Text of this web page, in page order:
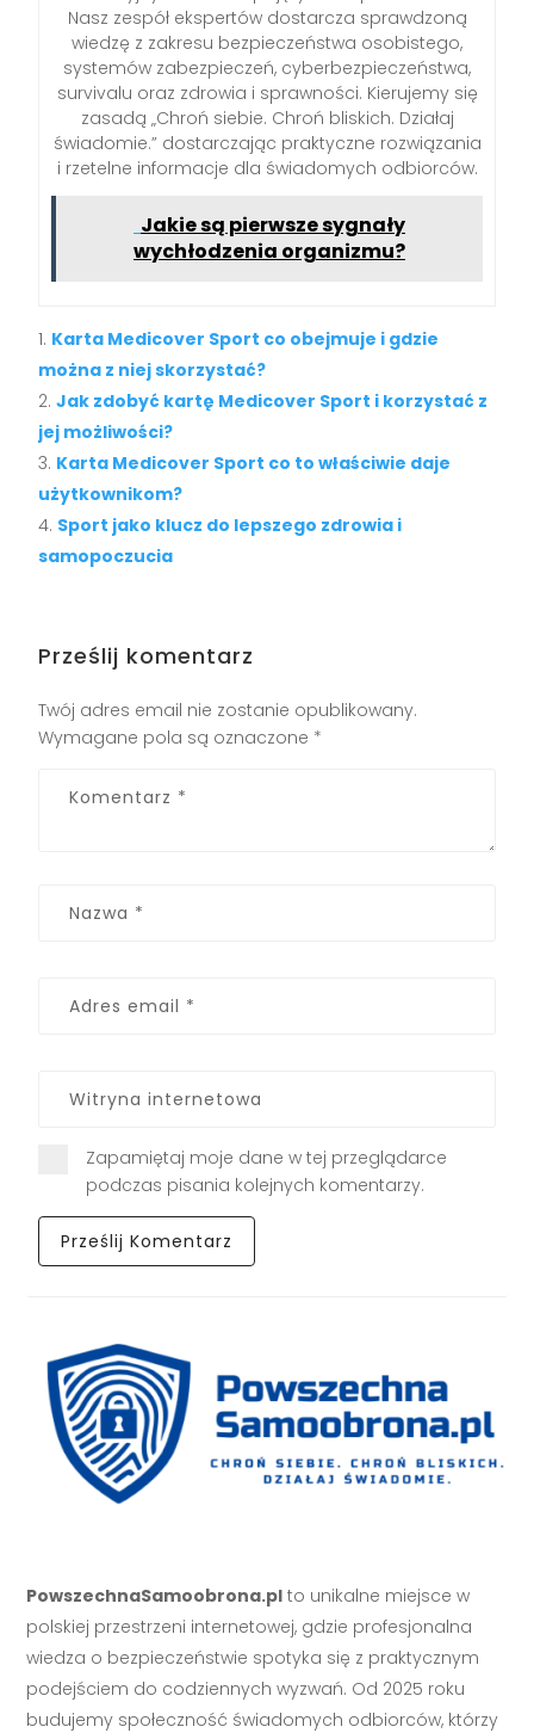
Nasz zespół ekspertów dostarcza sprawdzoną
wiedzę z zakresu bezpieczeństwa osobistego,
systemów zabezpieczeń, cyberbezpieczeństwa,
survivalu oraz zdrowia i sprawności. Kierujemy się
zasadą „Chroń siebie. Chroń bliskich. Działaj
świadomie.” dostarczając praktyczne rozwiązania
i rzetelne informacje dla świadomych odbiorców.
Jakie są pierwsze sygnały
wychłodzenia organizmu?
Karta Medicover Sport co obejmuje i gdzie
można z niej skorzystać?
Jak zdobyć kartę Medicover Sport i korzystać z
jej możliwości?
Karta Medicover Sport co to właściwie daje
użytkownikom?
Sport jako klucz do lepszego zdrowia i
samopoczucia
Prześlij komentarz
Twój adres email nie zostanie opublikowany.
Wymagane pola są oznaczone *
Zapamiętaj moje dane w tej przeglądarce
podczas pisania kolejnych komentarzy.
PowszechnaSamoobrona.pl to unikalne miejsce w
polskiej przestrzeni internetowej, gdzie profesjonalna
wiedza o bezpieczeństwie spotyka się z praktycznym
podejściem do codziennych wyzwań. Od 2025 roku
budujemy społeczność świadomych odbiorców, którzy